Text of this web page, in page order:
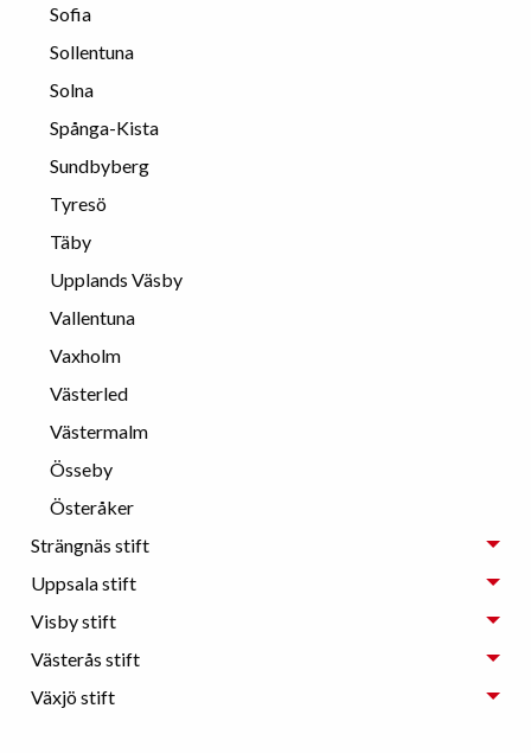
Sofia
Sollentuna
Solna
Spånga-Kista
Sundbyberg
Tyresö
Täby
Upplands Väsby
Vallentuna
Vaxholm
Västerled
Västermalm
Össeby
Österåker
Strängnäs stift
Uppsala stift
Visby stift
Västerås stift
Växjö stift